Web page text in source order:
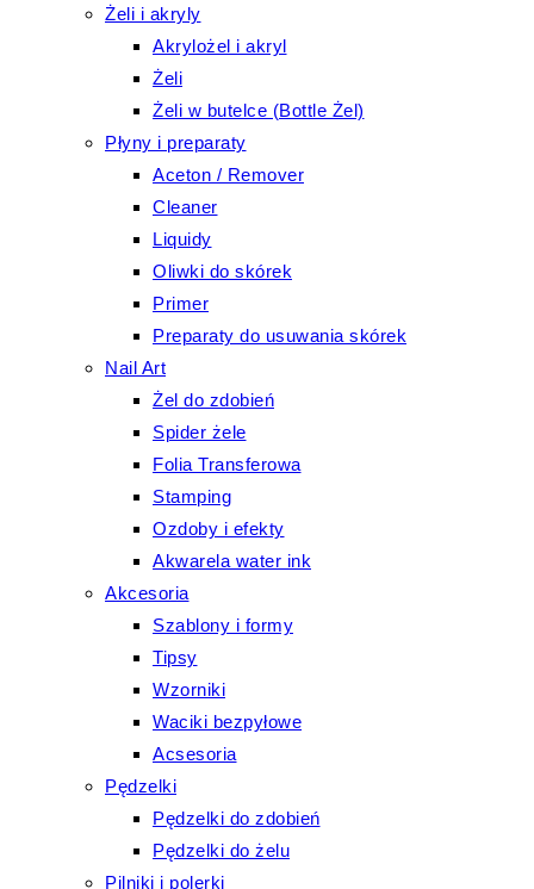
Żeli i akryly
Akrylożel i akryl
Żeli
Żeli w butelce (Bottle Żel)
Płyny i preparaty
Aceton / Remover
Cleaner
Liquidy
Oliwki do skórek
Primer
Preparaty do usuwania skórek
Nail Art
Żel do zdobień
Spider żele
Folia Transferowa
Stamping
Ozdoby i efekty
Akwarela water ink
Akcesoria
Szablony i formy
Tipsy
Wzorniki
Waciki bezpyłowe
Acsesoria
Pędzelki
Pędzelki do zdobień
Pędzelki do żelu
Pilniki i polerki